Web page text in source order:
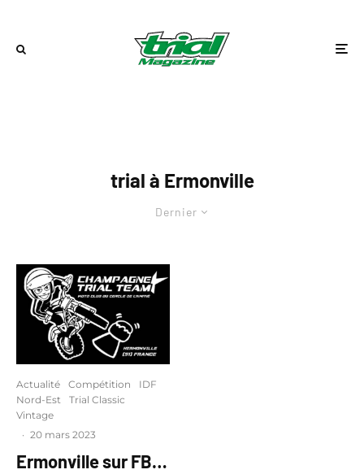
trial à Ermonville
Dernier
Actualité Compétition
IDF
Nord-Est
Trial Classic
Vintage
· 20 mars 2023
Ermonville sur FB…